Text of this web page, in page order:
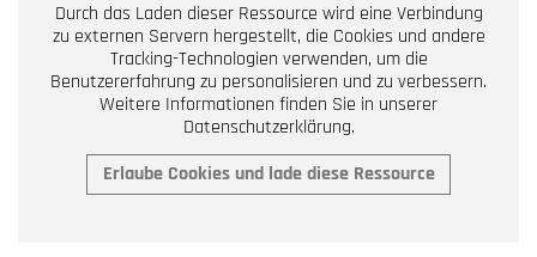
Durch das Laden dieser Ressource wird eine Verbindung
zu externen Servern hergestellt, die Cookies und andere
Tracking-Technologien verwenden, um die
Benutzererfahrung zu personalisieren und zu verbessern.
Weitere Informationen finden Sie in unserer
Datenschutzerklärung.
Erlaube Cookies und lade diese Ressource